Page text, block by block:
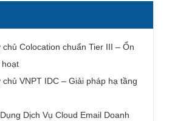
Colocation chuẩn Tier III – Ổn
hoạt
VNPT IDC – Giải pháp hạ tầng
Dịch Vụ Cloud Email Doanh